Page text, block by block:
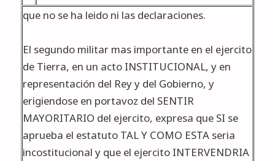
que no se ha leido ni las declaraciones.
El segundo militar mas importante en el ejercito
de Tierra, en un acto INSTITUCIONAL, y en
representación del Rey y del Gobierno, y
erigiendose en portavoz del SENTIR
MAYORITARIO del ejercito, expresa que SI se
aprueba el estatuto TAL Y COMO ESTA seria
incostitucional y que el ejercito INTERVENDRIA